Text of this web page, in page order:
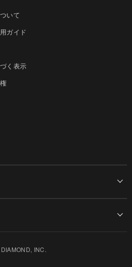
いて
ガイド
く表示
INC.